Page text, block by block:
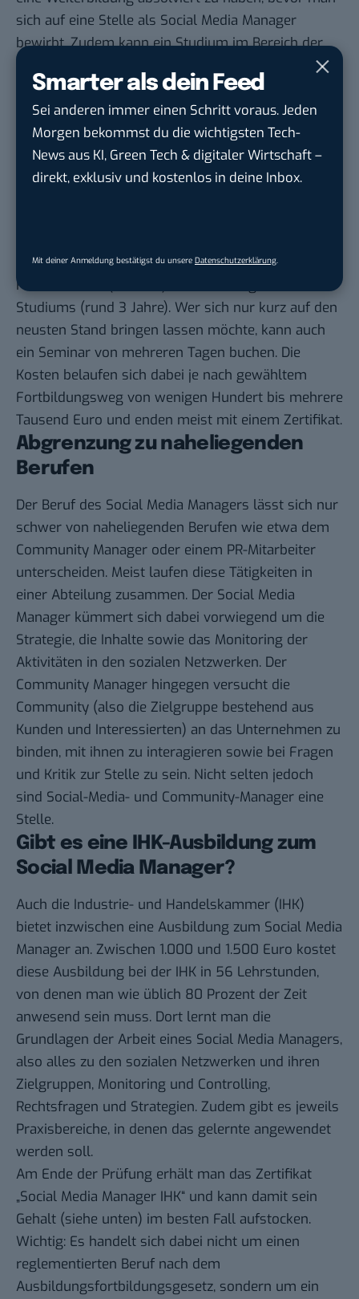
Smarter als dein Feed
Sei anderen immer einen Schritt voraus. Jeden
Morgen bekommst du die wichtigsten Tech-
News aus KI, Green Tech & digitaler Wirtschaft –
direkt, exklusiv und kostenlos in deine Inbox.
Mit deiner Anmeldung bestätigst du unsere Datenschutzerklärung.
sich auf eine Stelle als Social Media Manager
bewirbt. Zudem kann ein Studium im Bereich der
man die neuen Aufgaben angeht.
Ausbildungen und Weiterbildung
zum Social Media Manager
Im Kern gibt es vier Möglichkeiten, den Beruf des
dauert, gibt es noch die Möglichkeit eines
Fernstudiums (ein Jahr) sowie eines ganzen
Studiums (rund 3 Jahre). Wer sich nur kurz auf den
neusten Stand bringen lassen möchte, kann auch
ein Seminar von mehreren Tagen buchen. Die
Kosten belaufen sich dabei je nach gewähltem
Fortbildungsweg von wenigen Hundert bis mehrere
Tausend Euro und enden meist mit einem Zertifikat.
Abgrenzung zu naheliegenden
Berufen
Der Beruf des Social Media Managers lässt sich nur
schwer von naheliegenden Berufen wie etwa dem
Community Manager oder einem PR-Mitarbeiter
unterscheiden. Meist laufen diese Tätigkeiten in
einer Abteilung zusammen. Der Social Media
Manager kümmert sich dabei vorwiegend um die
Strategie, die Inhalte sowie das Monitoring der
Aktivitäten in den sozialen Netzwerken. Der
Community Manager hingegen versucht die
Community (also die Zielgruppe bestehend aus
Kunden und Interessierten) an das Unternehmen zu
binden, mit ihnen zu interagieren sowie bei Fragen
und Kritik zur Stelle zu sein. Nicht selten jedoch
sind Social-Media- und Community-Manager eine
Stelle.
Gibt es eine IHK-Ausbildung zum
Social Media Manager?
Auch die Industrie- und Handelskammer (IHK)
bietet inzwischen eine Ausbildung zum Social Media
Manager an. Zwischen 1.000 und 1.500 Euro kostet
diese Ausbildung bei der IHK in 56 Lehrstunden,
von denen man wie üblich 80 Prozent der Zeit
anwesend sein muss. Dort lernt man die
Grundlagen der Arbeit eines Social Media Managers,
also alles zu den sozialen Netzwerken und ihren
Zielgruppen, Monitoring und Controlling,
Rechtsfragen und Strategien. Zudem gibt es jeweils
Praxisbereiche, in denen das gelernte angewendet
werden soll.
Am Ende der Prüfung erhält man das Zertifikat
„Social Media Manager IHK“ und kann damit sein
Gehalt (siehe unten) im besten Fall aufstocken.
Wichtig: Es handelt sich dabei nicht um einen
reglementierten Beruf nach dem
Ausbildungsfortbildungsgesetz, sondern um ein